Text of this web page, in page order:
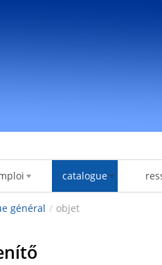
catalogue
général / objet